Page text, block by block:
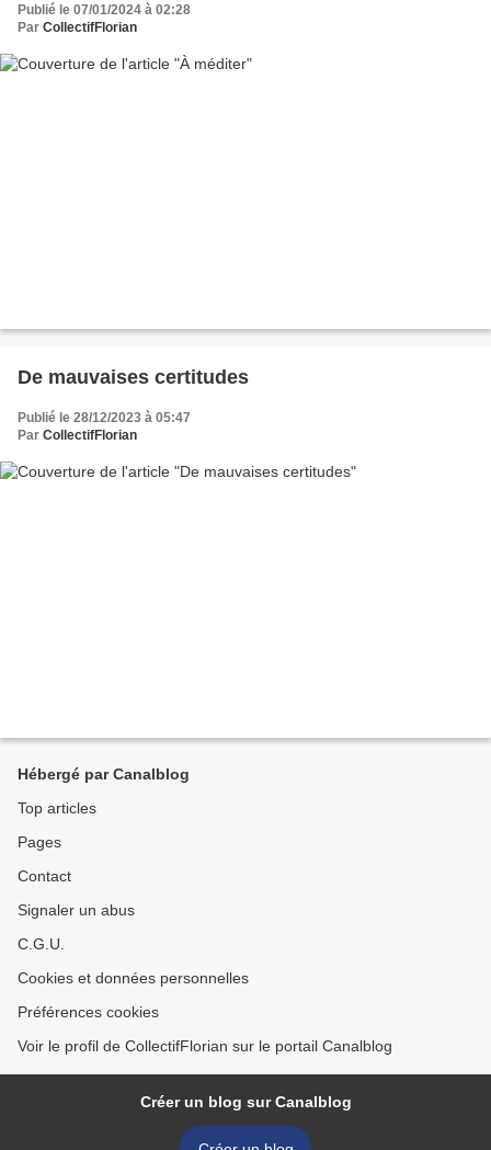
Publié le 07/01/2024 à 02:28
Par CollectifFlorian
De mauvaises certitudes
Publié le 28/12/2023 à 05:47
Par CollectifFlorian
Hébergé par Canalblog
Top articles
Pages
Contact
Signaler un abus
C.G.U.
Cookies et données personnelles
Préférences cookies
Voir le profil de CollectifFlorian sur le portail Canalblog
Créer un blog sur Canalblog